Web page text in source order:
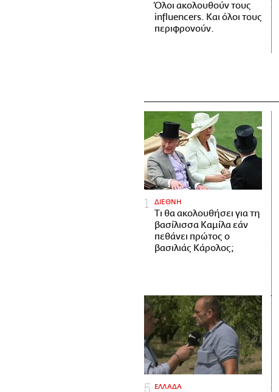
Όλοι ακολουθούν τους
influencers. Και όλοι τους
περιφρονούν.
ΔΙΕΘΝΗ
Τι θα ακολουθήσει για τη
βασίλισσα Καμίλα εάν
πεθάνει πρώτος ο
βασιλιάς Κάρολος;
ΕΛΛΑΔΑ